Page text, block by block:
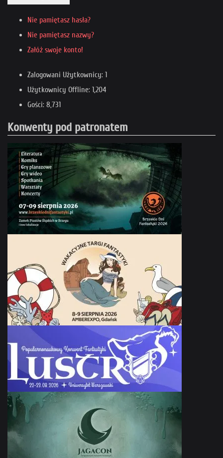
Nie pamiętasz hasła?
Nie pamiętasz nazwy?
Załóż swoje konto!
Zalogowani Użytkownicy: 1
Użytkownicy Offline: 1,204
Gości: 8,731
Konwenty pod patronatem